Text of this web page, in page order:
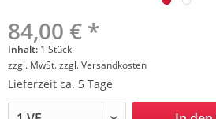
84,00 € *
Inhalt: 1 Stück
zzgl. MwSt.zzgl. Versandkosten
Lieferzeit ca. 5 Tage